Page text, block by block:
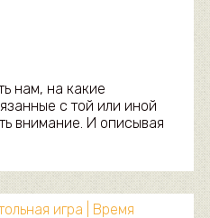
нам, на какие
с той или иной
внимание. И описывая